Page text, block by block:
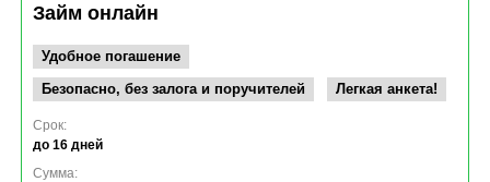
Займ онлайн
Удобное погашение
Безопасно, без залога и поручителей
Легкая анкета!
Срок:
до 16 дней
Сумма: